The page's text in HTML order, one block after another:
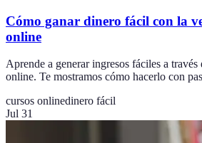
Cómo ganar dinero fácil con la
online
Aprende a generar ingresos fáciles a través
online. Te mostramos cómo hacerlo con
cursos onlinedinero fácil
Jul 31